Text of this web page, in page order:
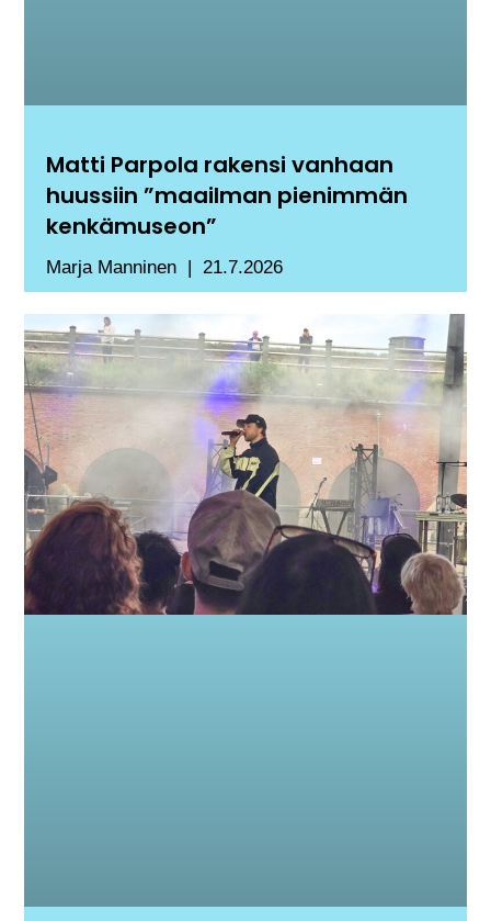
Matti Parpola rakensi vanhaan
huussiin ”maailman pienimmän
kenkämuseon”
Marja Manninen 21.7.2026